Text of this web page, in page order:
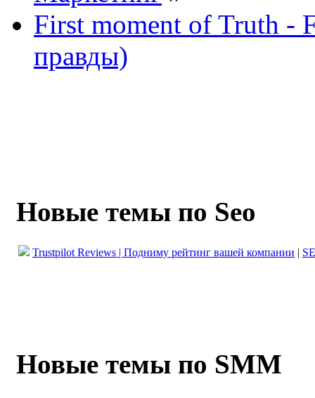
First moment of Truth -
правды)
Новые темы по Seo
Trustpilot Reviews | Подниму рейтинг вашей компании |
Новые темы по SMM